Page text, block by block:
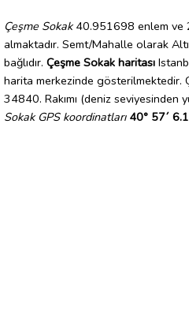
Çeşme Sokak40.951698 enlem ve
almaktadır. Semt/Mahalle olarak
bağlıdır. Çeşme Sokak haritası
harita merkezinde gösterilmektedir.
34840. Rakımı (deniz seviyesinden
Sokak GPS koordinatları 40° 57´